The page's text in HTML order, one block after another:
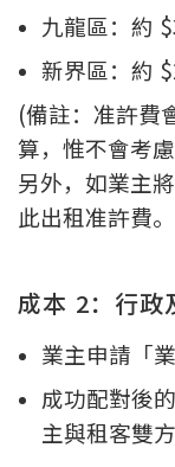
九龍區：約
新界區：約
(備註：准許費
算，惟不會考
另外，如業主
此出租准許費
成本 2：行政
業主申請「
成功配對後
主與租客雙